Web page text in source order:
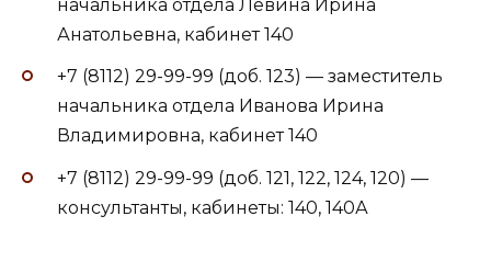
начальника отдела Левина Ирина
Анатольевна, кабинет 140
+7 (8112) 29-99-99 (доб. 123) — заместитель
начальника отдела Иванова Ирина
Владимировна, кабинет 140
+7 (8112) 29-99-99 (доб. 121, 122, 124, 120) —
консультанты, кабинеты: 140, 140А